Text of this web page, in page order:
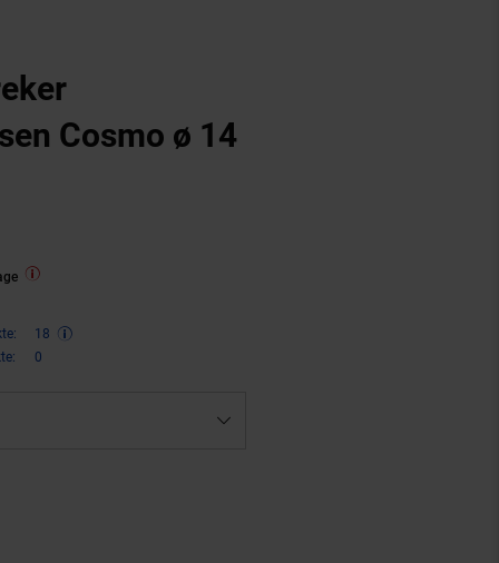
Cosmo ø 14
18
0